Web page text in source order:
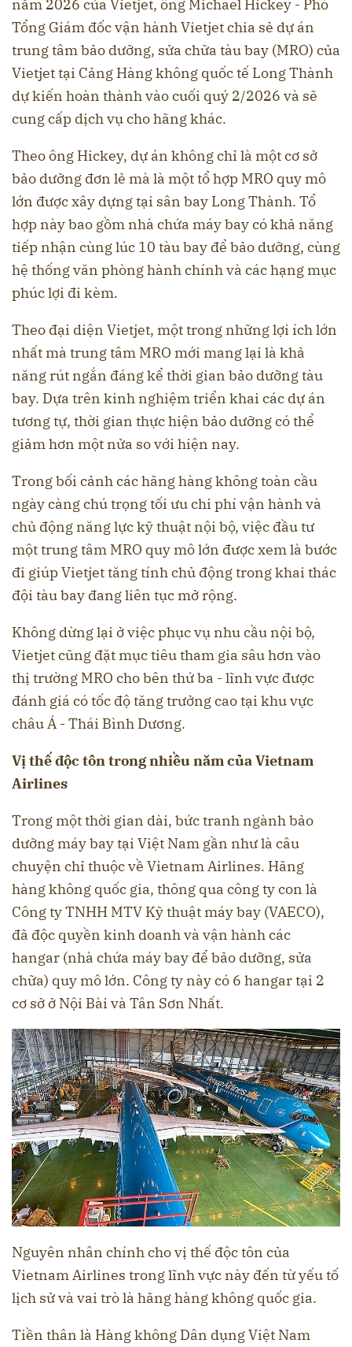
năm 2026 của Vietjet, ông Michael Hickey - Phó
Tổng Giám đốc vận hành Vietjet chia sẻ dự án
trung tâm bảo dưỡng, sửa chữa tàu bay (MRO) của
Vietjet tại Cảng Hàng không quốc tế Long Thành
dự kiến hoàn thành vào cuối quý 2/2026 và sẽ
cung cấp dịch vụ cho hãng khác.
Theo ông Hickey, dự án không chỉ là một cơ sở
bảo dưỡng đơn lẻ mà là một tổ hợp MRO quy mô
lớn được xây dựng tại sân bay Long Thành. Tổ
hợp này bao gồm nhà chứa máy bay có khả năng
tiếp nhận cùng lúc 10 tàu bay để bảo dưỡng, cùng
hệ thống văn phòng hành chính và các hạng mục
phúc lợi đi kèm.
Theo đại diện Vietjet, một trong những lợi ích lớn
nhất mà trung tâm MRO mới mang lại là khả
năng rút ngắn đáng kể thời gian bảo dưỡng tàu
bay. Dựa trên kinh nghiệm triển khai các dự án
tương tự, thời gian thực hiện bảo dưỡng có thể
giảm hơn một nửa so với hiện nay.
Trong bối cảnh các hãng hàng không toàn cầu
ngày càng chú trọng tối ưu chi phí vận hành và
chủ động năng lực kỹ thuật nội bộ, việc đầu tư
một trung tâm MRO quy mô lớn được xem là bước
đi giúp Vietjet tăng tính chủ động trong khai thác
đội tàu bay đang liên tục mở rộng.
Không dừng lại ở việc phục vụ nhu cầu nội bộ,
Vietjet cũng đặt mục tiêu tham gia sâu hơn vào
thị trường MRO cho bên thứ ba - lĩnh vực được
đánh giá có tốc độ tăng trưởng cao tại khu vực
châu Á - Thái Bình Dương.
Vị thế độc tôn trong nhiều năm của Vietnam
Airlines
Trong một thời gian dài, bức tranh ngành bảo
dưỡng máy bay tại Việt Nam gần như là câu
chuyện chỉ thuộc về Vietnam Airlines. Hãng
hàng không quốc gia, thông qua công ty con là
Công ty TNHH MTV Kỹ thuật máy bay (VAECO),
đã độc quyền kinh doanh và vận hành các
hangar (nhà chứa máy bay để bảo dưỡng, sửa
chữa) quy mô lớn. Công ty này có 6 hangar tại 2
cơ sở ở Nội Bài và Tân Sơn Nhất.
Nguyên nhân chính cho vị thế độc tôn của
Vietnam Airlines trong lĩnh vực này đến từ yếu tố
lịch sử và vai trò là hãng hàng không quốc gia.
Tiền thân là Hàng không Dân dụng Việt Nam